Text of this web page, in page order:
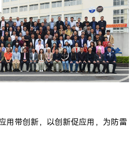
用带创新，以创新促应用，为防雷